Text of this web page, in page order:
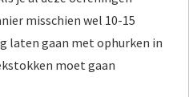
misschien wel 10-15
laten gaan met ophurken in
moet gaan